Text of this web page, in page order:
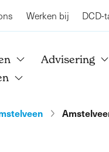
Werken bij DCD-
Advisering